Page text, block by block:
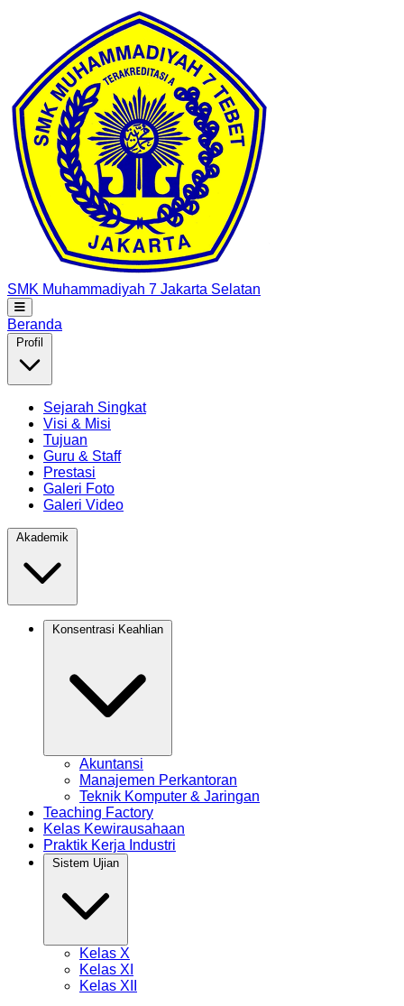
SMK Muhammadiyah 7 Jakarta Selatan
Beranda
Sejarah Singkat
Visi & Misi
Tujuan
Guru & Staff
Prestasi
Galeri Foto
Galeri Video
Akuntansi
Manajemen Perkantoran
Teknik Komputer & Jaringan
Teaching Factory
Kelas Kewirausahaan
Praktik Kerja Industri
Kelas X
Kelas XI
Kelas XII